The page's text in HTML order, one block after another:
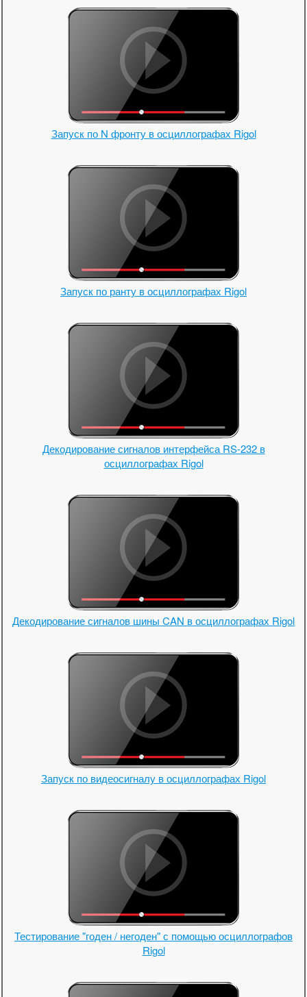
Запуск по N фронту в осциллографах Rigol
Запуск по ранту в осциллографах Rigol
Декодирование сигналов интерфейса RS-232 в
осциллографах Rigol
Декодирование сигналов шины CAN в осциллографах Rigol
Запуск по видеосигналу в осциллографах Rigol
Тестирование "годен / негоден" с помощью осциллографов
Rigol